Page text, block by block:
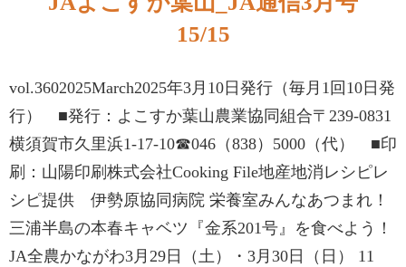
15/15
vol.3602025March2025年3月10日発行（毎月1回10日発
行） ■発行：よこすか葉山農業協同組合〒239-0831
横須賀市久里浜1-17-10☎046（838）5000（代） ■印
刷：山陽印刷株式会社Cooking File地産地消レシピレ
シピ提供 伊勢原協同病院 栄養室みんなあつまれ！
三浦半島の本春キャベツ『金系201号』を食べよう！
JA全農かながわ3月29日（土）・3月30日（日） 11